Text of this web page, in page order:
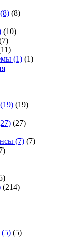
(8) (8)
(10)
(1) (1)
(19) (19)
(27)
(7) (7)
(214)
(5) (5)